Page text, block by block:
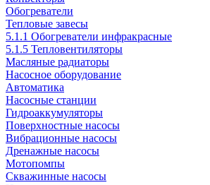
Обогреватели
Тепловые завесы
5.1.1 Обогреватели инфракрасные
5.1.5 Тепловентиляторы
Масляные радиаторы
Насосное оборудование
Автоматика
Насосные станции
Гидроаккумуляторы
Поверхностные насосы
Вибрационные насосы
Дренажные насосы
Мотопомпы
Скважинные насосы